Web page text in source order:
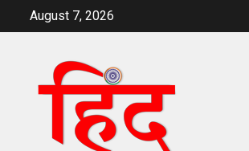
August 7, 2026